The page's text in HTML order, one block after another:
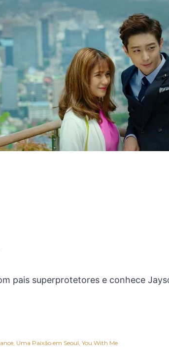
pais superprotetores e conhece
Uma Paixão em Seoul You With Me